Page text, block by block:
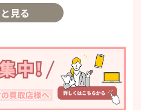
管する
ける
見る